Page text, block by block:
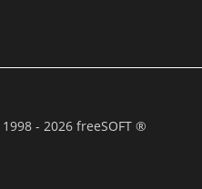
- 2026 freeSOFT ®